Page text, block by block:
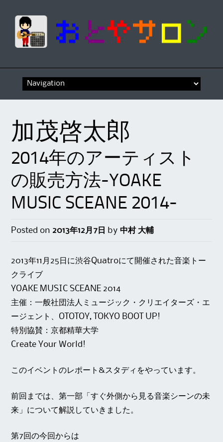
加茂啓太郎
2014年のアーティスト
の販売方法-YOAKE
MUSIC SCEANE 2014-
Posted on 2013年12月7日 by中村 大輔
2013年11月25日に渋谷Quatroにて開催された音楽トー
クライブ
YOAKE MUSIC SCEANE 2014
主催：一般社団法人ミュージック・クリエイターズ・エ
ージェント、OTOTOY, TOKYO BOOT UP!
特別協賛：京都精華大学
Create Your World!
このイベントのレポート&スタディをやっています。
前回までは、第一部「すぐ外側から見る音楽シーンの未
来」について解説していきました。
第7回の今回からは